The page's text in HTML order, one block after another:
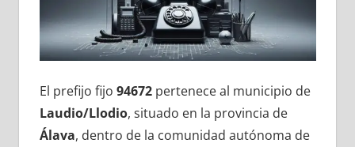
El prefijo fijo 94672pertenece al municipio dе
Laudio/Llodio, situado en la provincia dе
Álava, dentro dе la comunidad autónoma dе